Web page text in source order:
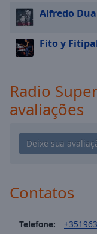
window.
Text
Color
Opacity
Background
Color
Opacity
Caption
Alfredo
Fito y
Radio
avaliações
Contatos
Telefone: